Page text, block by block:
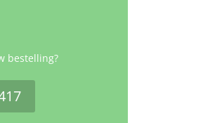
bestelling?